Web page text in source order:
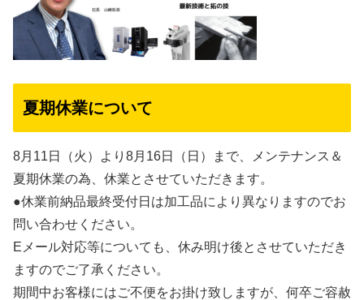
夏期休業について
8月11日（火）より8月16日（日）まで、メンテナンス＆
夏期休業の為、休業とさせていただきます。
●休業前納品最終受付日は加工品により異なりますのでお
問い合わせください。
Eメール対応等についても、休み明け後とさせていただき
ますのでご了承ください。
期間中お客様にはご不便をお掛け致しますが、何卒ご容赦